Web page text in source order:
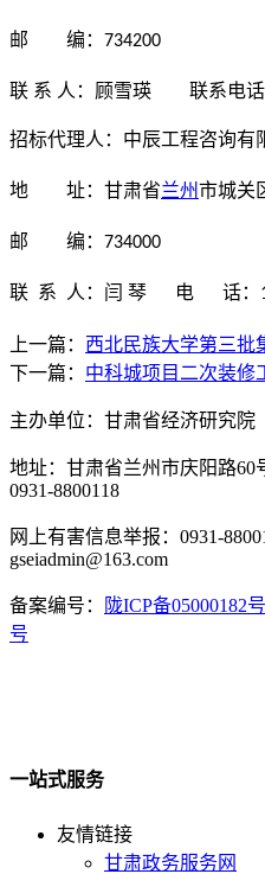
邮 编：
联 系 人：顾雪瑛 联系电话
招标代理人：中辰工程咨询有
地 址：甘肃省兰州市城关
邮 编： 734000
联 系 人：闫 琴 电 话：
上一篇： 西北民族大学第三批
下一篇： 中科城项目二次装修
主办单位：甘肃省经济研究院
地址：甘肃省兰州市庆阳路60
0931-8800118
网上有害信息举报：0931-
gseiadmin@163.com
备案编号： 陇ICP备05000182
号
一站式服务
友情链接
甘肃政务服务网